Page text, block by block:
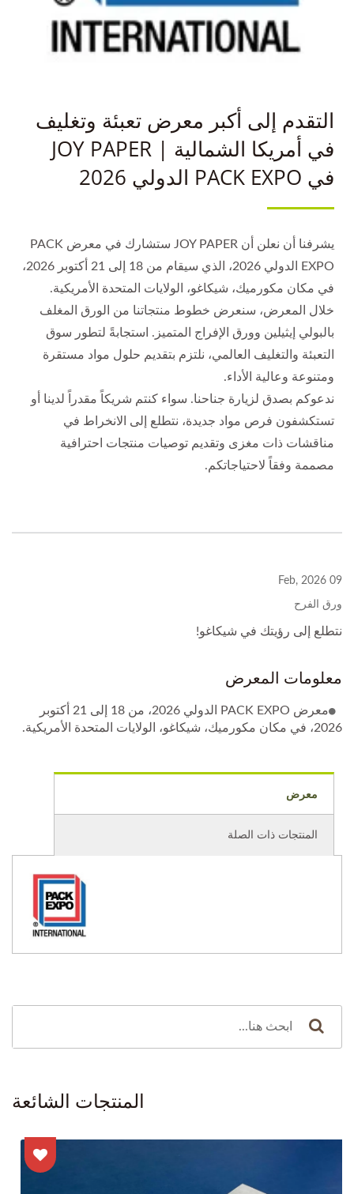
التقدم إلى أكبر معرض تعبئة وتغليف
في أمريكا الشمالية | JOY PAPER
في PACK EXPO الدولي 2026
يشرفنا أن نعلن أن JOY PAPER ستشارك في معرض PACK
EXPO الدولي 2026، الذي سيقام من 18 إلى 21 أكتوبر 2026،
في مكان مكورميك، شيكاغو، الولايات المتحدة الأمريكية.
خلال المعرض، سنعرض خطوط منتجاتنا من الورق المغلف
بالبولي إيثيلين وورق الإفراج المتميز. استجابةً لتطور سوق
التعبئة والتغليف العالمي، نلتزم بتقديم حلول مواد مستقرة
ومتنوعة وعالية الأداء.
ندعوكم بصدق لزيارة جناحنا. سواء كنتم شريكاً مقدراً لدينا أو
تستكشفون فرص مواد جديدة، نتطلع إلى الانخراط في
مناقشات ذات مغزى وتقديم توصيات منتجات احترافية
مصممة وفقاً لاحتياجاتكم.
09 Feb, 2026
ورق الفرح
نتطلع إلى رؤيتك في شيكاغو!
معلومات المعرض
معرض PACK EXPO الدولي 2026، من 18 إلى 21 أكتوبر
2026، في مكان مكورميك، شيكاغو، الولايات المتحدة الأمريكية.
معرض
المنتجات ذات الصلة
المنتجات الشائعة